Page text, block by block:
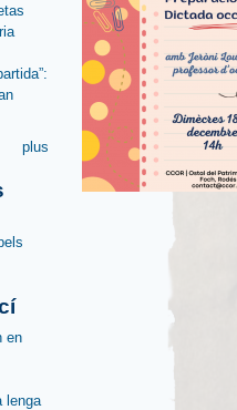
plus
en
lenga